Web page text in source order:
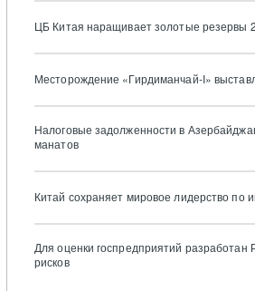
ЦБ Китая наращивает золотые резервы
Месторождение «Гирдиманчай-I»
Налоговые задолженности в
манатов
Китай сохраняет мировое лидерство по
Для оценки госпредприятий разработан
рисков